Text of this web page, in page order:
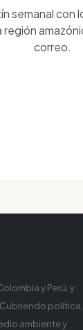
semanal con
región
correo.
y Perú, y
política,
ambiente y